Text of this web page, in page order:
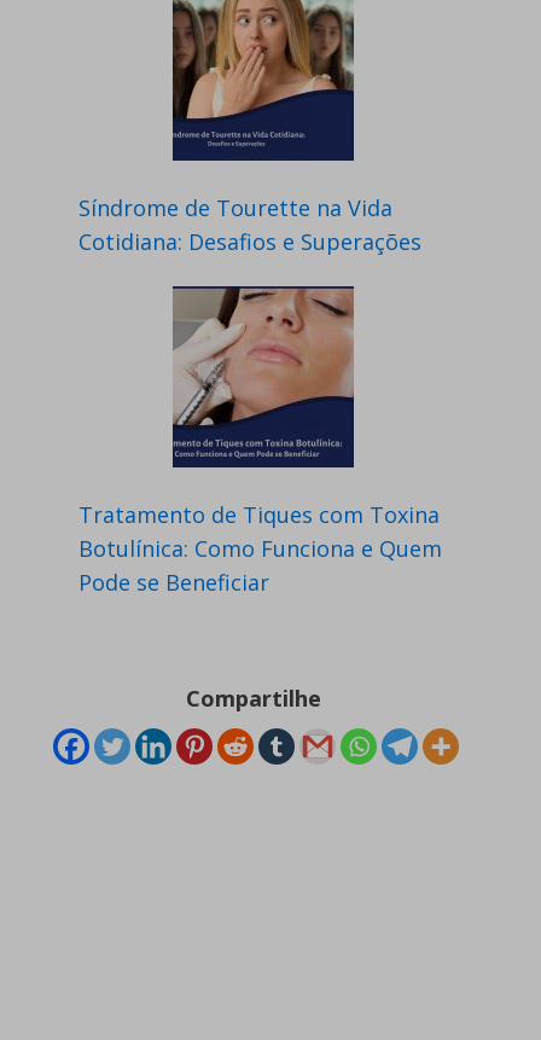
Síndrome de Tourette na Vida
Cotidiana: Desafios e Superações
Tratamento de Tiques com Toxina
Botulínica: Como Funciona e Quem
Pode se Beneficiar
Compartilhe